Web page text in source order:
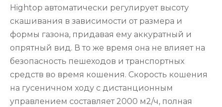
Hightop автоматически регулирует высоту
скашивания в зависимости от размера и
формы газона, придавая ему аккуратный и
опрятный вид. В то же время она не влияет на
безопасность пешеходов и транспортных
средств во время кошения. Скорость кошения
на гусеничном ходу с дистанционным
управлением составляет 2000 м2/ч, полная